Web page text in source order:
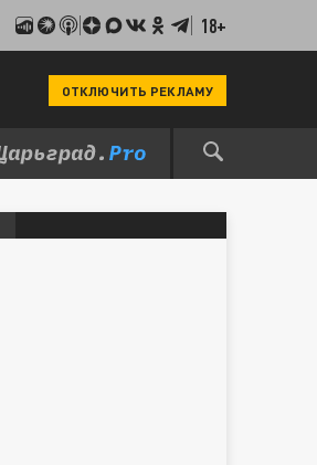
18+
ОТКЛЮЧИТЬ РЕКЛАМУ